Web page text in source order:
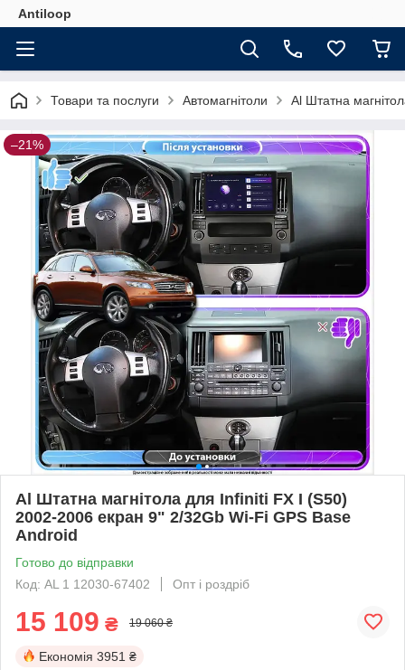
Antiloop
Товари та послуги Автомагнітоли Al Штатна
–21%
Al Штатна магнітола для Infiniti FX I (S50)
2002-2006 екран 9" 2/32Gb Wi-Fi GPS Base
Android
Готово до відправки
Код: AL 1 12030-67402
Опт і роздріб
15 109 ₴ 19 060 ₴
Економія 3951 ₴